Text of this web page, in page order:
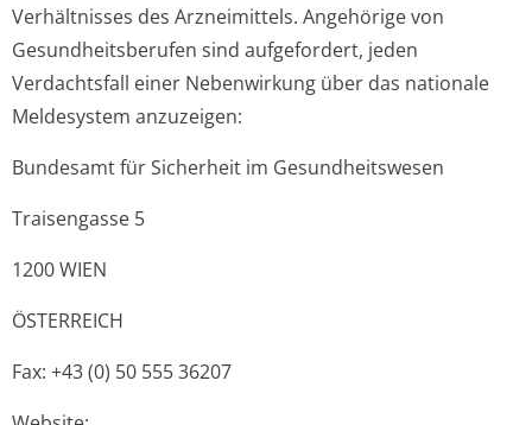
Verhältnisses des Arzneimittels. Angehörige von
Gesundheitsberufen sind aufgefordert, jeden
Verdachtsfall einer Nebenwirkung über das nationale
Meldesystem anzuzeigen:
Bundesamt für Sicherheit im Gesundheitswesen
Traisengasse 5
1200 WIEN
ÖSTERREICH
Fax: +43 (0) 50 555 36207